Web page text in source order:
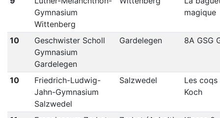
Gymnasium
Wittenberg
magique
10
Geschwister Scholl
Gymnasium
Gardelegen
Gardelegen 8A GSG
10
Friedrich-Ludwig-
Jahn-Gymnasium
Salzwedel
Salzwedel
Les coqs
Koch